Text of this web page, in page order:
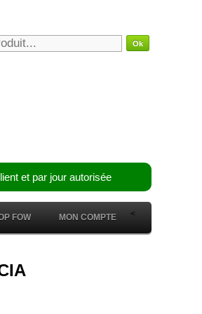
et par jour autorisée
<
FOW MON COMPTE